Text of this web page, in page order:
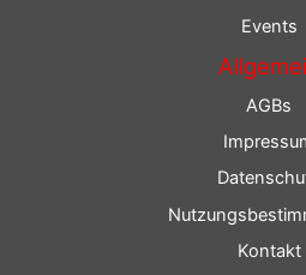
Events
AGBs
Kontakt